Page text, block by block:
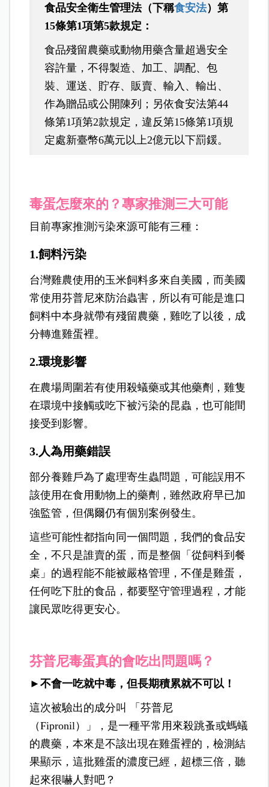
食品安全衛生管理法（下稱食安法）第
15條第1項第5款規定：
食品殘留農藥或動物用藥含量超過安全
容許量，不得製造、加工、調配、包
裝、運送、貯存、販賣、輸入、輸出、
作為贈品或公開陳列；另依食安法第44
條第1項第2款規定，違反第15條第1項規
定處新臺幣6萬元以上2億元以下罰鍰。
毒蛋怎麼來的？專家推測三大可能
目前專家推測污染來源可能有三種：
1.飼料污染
台灣雞農使用的玉米飼料多來自美國，而美國
常使用芬普尼來防治蟲害，所以有可能是進口
飼料中本身就帶有殘留農藥，雞吃了以後，成
分轉進雞蛋裡。
2.環境影響
在農場周圍若有使用殺蟻藥或其他藥劑，雞隻
在環境中接觸或吃下被污染的昆蟲，也可能間
接受到影響。
3.人為用藥錯誤
部分養雞戶為了處理寄生蟲問題，可能誤用不
該使用在食用動物上的藥劑，雖然政府早已加
強監管，但偶爾仍有個別案例發生。
這些可能性都指向同一個問題，我們的食品安
全，不只是誰賣的蛋，而是整個「從飼料到餐
桌」的過程能不能被嚴格管理，不僅是雞蛋，
任何吃下肚的食品，都要堅守管理過程，才能
讓民眾吃得更安心。
芬普尼毒蛋真的會吃出問題嗎？
►不會一吃就中毒，但長期積累就不可以！
這次被驗出的成分叫 「芬普尼
（Fipronil）」，是一種平常用來殺跳蚤或螞蟻
的農藥，本來是不該出現在雞蛋裡的，檢測結
果顯示，這批雞蛋的濃度已經，超標三倍，聽
起來很嚇人對吧？